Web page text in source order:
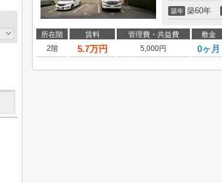
築年 築60年
所在階 賃料 管理費・共益費 敷金
2階
5.7万円 5,000円 0ヶ月